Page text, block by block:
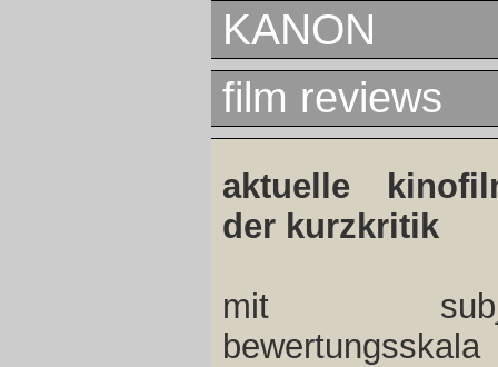
KANON
film reviews
aktuelle
der kurzkritik
mit
bewertungsskala